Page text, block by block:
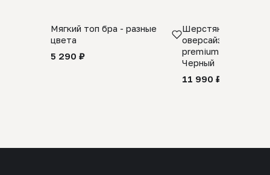
Мягкий топ бра - разные
цвета
5 290 ₽
Шерстяной свитер
оверсайз 100%
premium merino
Черный
11 990 ₽